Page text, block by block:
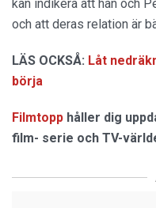
kan indikera att han och
och att deras relation är
LÄS OCKSÅ: Låt
börja
Filmtopp håller dig
film- serie och TV-